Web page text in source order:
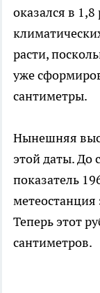
оказался в
расти,
уже
сантиметры.
Нынешняя
этой даты. До
показатель
метеостанция
Теперь этот
сантиметров.